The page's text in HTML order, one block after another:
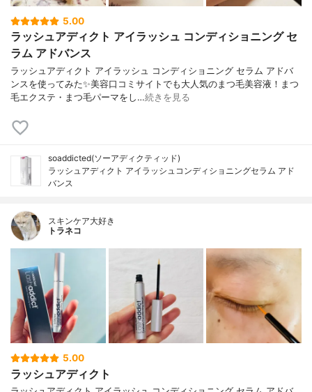
5.00
ラッシュアディクト アイラッシュ コンディショニング セ
ラム アドバンス
ラッシュアディクト アイラッシュ コンディショニング セラム アドバ
ンスを使ってみた✨美容口コミサイトでも大人気のまつ毛美容液！まつ
毛エクステ・まつ毛パーマをし…続きを見る
soaddicted(ソーアディクティッド)
ラッシュアディクト アイラッシュコンディショニングセラム アド
バンス
スキンケア大好き
トラネコ
5.00
ラッシュアディクト